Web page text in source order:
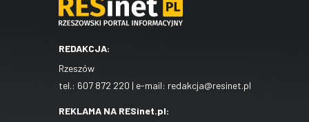
REDAKCJA:
Rzeszów
tel.: 607 872 220 | e-mail: redakcja@resinet.pl
REKLAMA NA RESinet.pl: